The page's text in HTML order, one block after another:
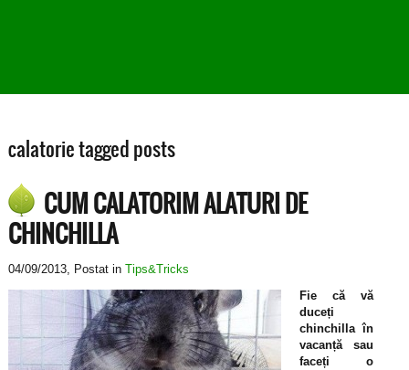
calatorie tagged posts
CUM CALATORIM ALATURI DE
CHINCHILLA
04/09/2013, Postat in Tips&Tricks
Fie că vă
duceți
chinchilla în
vacanță sau
faceți o